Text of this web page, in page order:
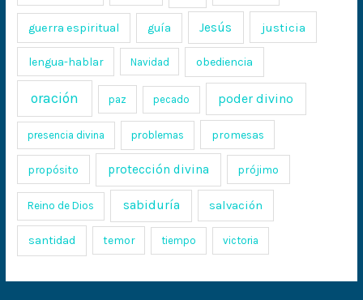
guerra espiritual guía Jesús justicia
lengua-hablar Navidad obediencia
oración paz pecado poder divino
presencia divina problemas promesas
propósito protección divina prójimo
Reino de Dios sabiduría salvación
santidad temor tiempo victoria